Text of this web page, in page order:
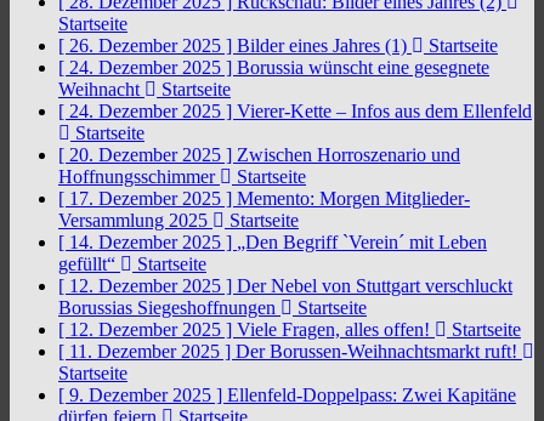
Startseite
[ 26. Dezember 2025 ] Bilder eines Jahres (1)
Startseite
[ 24. Dezember 2025 ] Borussia wünscht eine gesegnete
Weihnacht
Startseite
[ 24. Dezember 2025 ] Vierer-Kette – Infos aus dem Ellenfeld
Startseite
[ 20. Dezember 2025 ] Zwischen Horroszenario und
Hoffnungsschimmer
Startseite
[ 17. Dezember 2025 ] Memento: Morgen Mitglieder-
Versammlung 2025
Startseite
[ 14. Dezember 2025 ] „Den Begriff `Verein´ mit Leben
gefüllt“
Startseite
[ 12. Dezember 2025 ] Der Nebel von Stuttgart verschluckt
Borussias Siegeshoffnungen
Startseite
[ 12. Dezember 2025 ] Viele Fragen, alles offen!
Startseite
[ 11. Dezember 2025 ] Der Borussen-Weihnachtsmarkt ruft!
Startseite
[ 9. Dezember 2025 ] Ellenfeld-Doppelpass: Zwei Kapitäne
dürfen feiern
Startseite